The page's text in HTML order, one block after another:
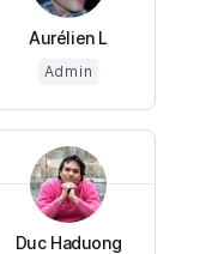
Aurélien L
Admin
Duc Haduong